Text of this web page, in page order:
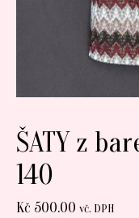
ŠATY z
140
Kč 500.00 vč. DPH